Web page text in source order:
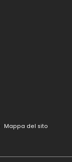
Mappa del sito